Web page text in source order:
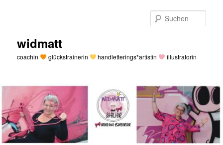
widmatt
coachin glückstrainerin handletterings*artistin illustratorin